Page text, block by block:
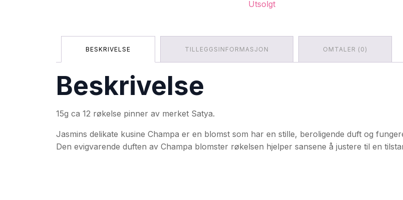
Utsolgt
BESKRIVELSE TILLEGGSINFORMASJON OMTALER (0)
Beskrivelse
15g ca 12 røkelse pinner av merket Satya.
Jasmins delikate kusine Champa er en blomst som har en stille, beroligende duft og
Den evigvarende duften av Champa blomster røkelsen hjelper sansene å justere til en